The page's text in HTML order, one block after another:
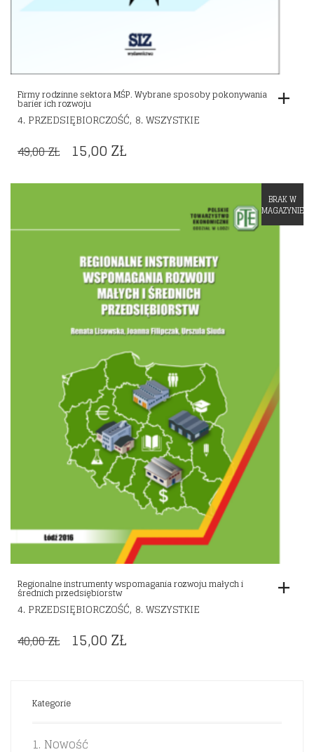
Firmy rodzinne sektora MŚP. Wybrane sposoby pokonywania
barier ich rozwoju
4. PRZEDSIĘBIORCZOŚĆ, 8. WSZYSTKIE
49,00ZŁ ORIGINAL
WAS:
15,00ZŁCURRENT
IS:
BRAK W
MAGAZYNIE
Regionalne instrumenty wspomagania rozwoju małych i
średnich przedsiębiorstw
4. PRZEDSIĘBIORCZOŚĆ, 8. WSZYSTKIE
40,00ZŁ ORIGINAL
40,00 ZŁ.
15,00ZŁCURRENT
Kategorie
1. Nowość